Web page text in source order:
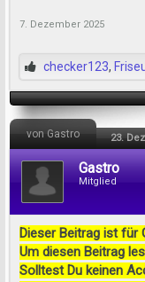
7. Dezember 2025
checker123,
von Gastro 23.
Gastro
Mitglied
Dieser Beitrag ist für
Um diesen Beitrag
Solltest Du keinen